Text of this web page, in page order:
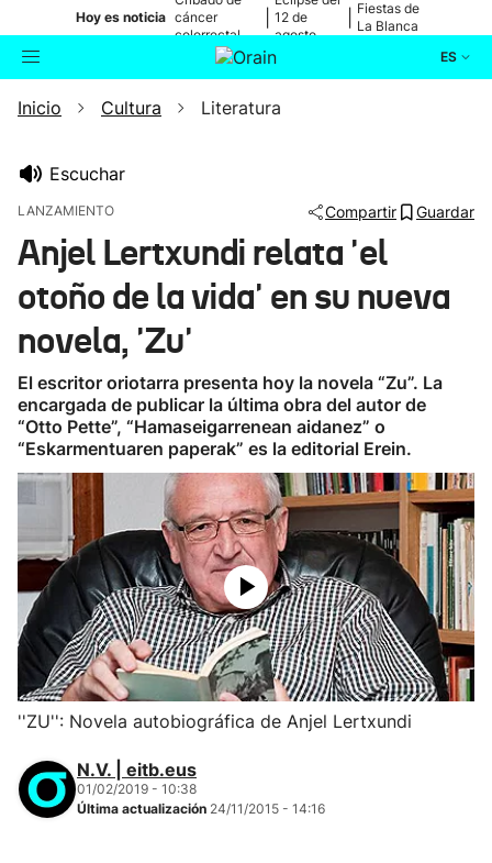
Hoy es noticia cáncer
colorrectal
12 de
agosto
Fiestas de
La Blanca
ES
Buscador Actualidad
Ikusmiran
Inicio Cultura Literatura
Escuchar
LANZAMIENTO Compartir Guardar
Anjel Lertxundi relata 'el
otoño de la vida' en su nueva
novela, 'Zu'
El escritor oriotarra presenta hoy la novela “Zu”. La
encargada de publicar la última obra del autor de
“Otto Pette”, “Hamaseigarrenean aidanez” o
“Eskarmentuaren paperak” es la editorial Erein.
''ZU'': Novela autobiográfica de Anjel Lertxundi
N.V. | eitb.eus
01/02/2019 - 10:38
Última actualización 24/11/2015 - 14:16